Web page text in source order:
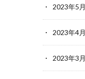
2023年5月
2023年4月
2023年3月